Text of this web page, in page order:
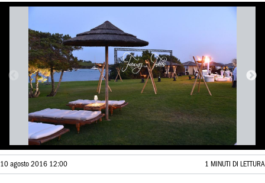
10 agosto 2016 12:00 1 MINUTI DI LETTURA